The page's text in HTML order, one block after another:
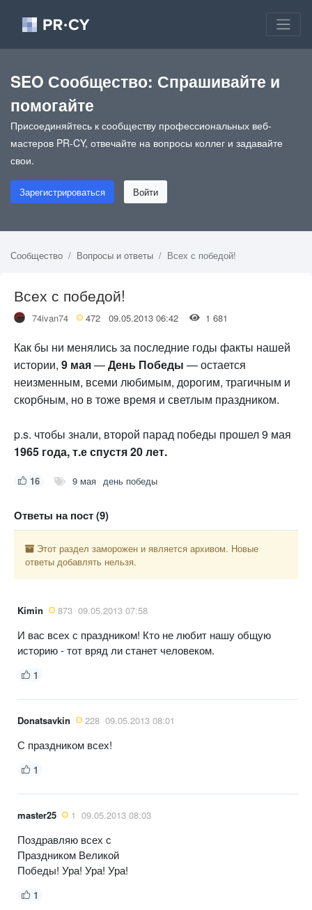
SEO Сообщество: Спрашивайте и
помогайте
Присоединяйтесь к сообществу профессиональных веб-
мастеров PR-CY, отвечайте на вопросы коллег и задавайте
свои.
Зарегистрироваться Войти
Сообщество Вопросы и ответы Всех с победой!
Всех с победой!
74ivan74 472 09.05.2013 06:42 1 681
Как бы ни менялись за последние годы факты нашей
истории, 9 мая—День Победы — остается
неизменным, всеми любимым, дорогим, трагичным и
скорбным, но в тоже время и светлым праздником.
p.s. чтобы знали, второй парад победы прошел 9 мая
1965 года, т.е спустя 20 лет.
16 9 мая день победы
Ответы на пост (9)
Этот раздел заморожен и является архивом. Новые
ответы добавлять нельзя.
Kimin 873 09.05.2013 07:58
И вас всех с праздником! Кто не любит нашу общую
историю - тот вряд ли станет человеком.
1
Donatsavkin 228 09.05.2013 08:01
С праздником всех!
1
master25 1 09.05.2013 08:03
Поздравляю всех с
Праздником Великой
Победы! Ура! Ура! Ура!
1